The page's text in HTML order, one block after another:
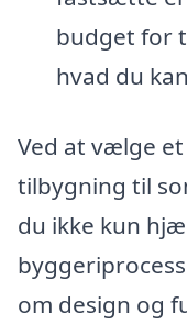
budget for
hvad du
Ved at vælge
tilbygning til
du ikke kun
om design og